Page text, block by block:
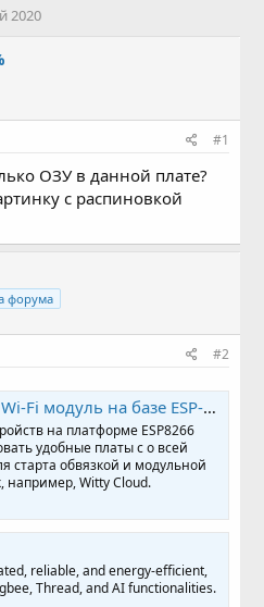
2020
#1
ОЗУ в данной плате?
с распиновкой
форума
#2
Fi модуль на базе ESP-12F
на платформе ESP8266
удобные платы с о всей
старта обвязкой и модульной
например, Witty Cloud.
reliable, and energy-efficient,
Thread, and AI functionalities.